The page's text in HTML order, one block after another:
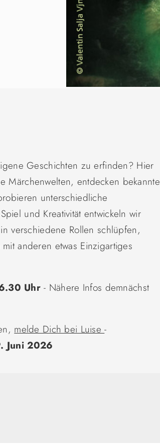
Geschichten zu erfinden? Hier
Märchenwelten, entdecken bekannte
unterschiedliche
und Kreativität entwickeln wir
verschiedene Rollen schlüpfen,
anderen etwas Einzigartiges
Uhr- Nähere Infos demnächst
melde Dich bei Luise-
Juni 2026